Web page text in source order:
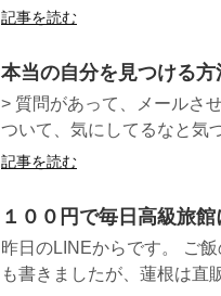
記事を読む
本当の自分を見つける方
> 質問があって、メールさ
ついて、気にしてるなと気
記事を読む
１００円で毎日高級旅
昨日のLINEからです。 ご
も書きましたが、蓮根は直